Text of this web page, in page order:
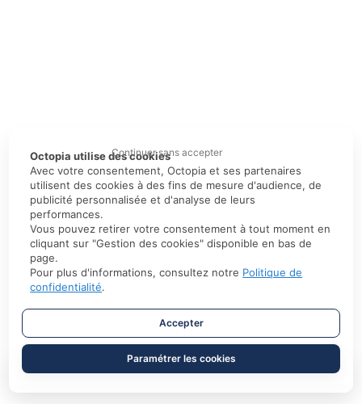
Octopia utilise des cookies
Avec votre consentement, Octopia et ses partenaires
utilisent des cookies à des fins de mesure d'audience, de
publicité personnalisée et d'analyse de leurs
performances.
Vous pouvez retirer votre consentement à tout moment en
cliquant sur "Gestion des cookies" disponible en bas de
page.
Pour plus d'informations, consultez notre Politique de
confidentialité.
Continuer sans accepter
Accepter
Paramétrer les cookies